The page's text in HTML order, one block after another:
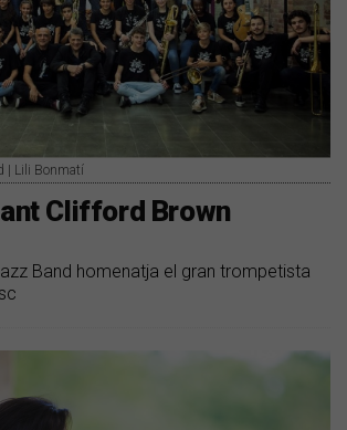
| Lili Bonmatí
Clifford Brown
Band homenatja el gran trompetista